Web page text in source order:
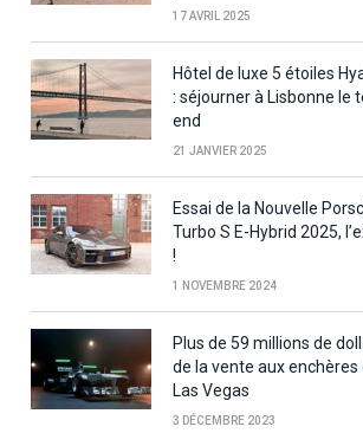
17 AVRIL 2025
Hôtel de luxe 5 étoiles
: séjourner à Lisbonne le
end
21 JANVIER 2025
Essai de la Nouvelle
Turbo S E-Hybrid 2025,
!
1 NOVEMBRE 2024
Plus de 59 millions de
de la vente aux enchères
Las Vegas
3 DÉCEMBRE 2023